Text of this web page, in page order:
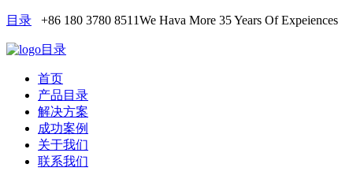
目录 +86 180 3780 8511We Hava More 35 Years Of Expeiences
目录
首页
产品目录
解决方案
成功案例
关于我们
联系我们